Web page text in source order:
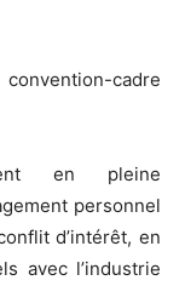
cadre
en pleine
personnel
d’intérêt, en
avec l’industrie